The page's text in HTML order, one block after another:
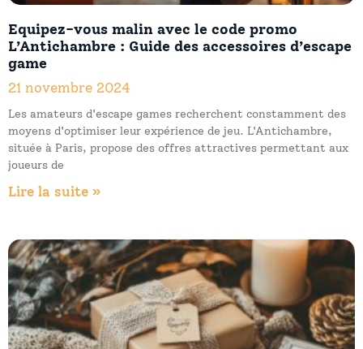
Equipez-vous malin avec le code promo
L’Antichambre : Guide des accessoires d’escape
game
21 novembre 2024
Les amateurs d'escape games recherchent constamment des
moyens d'optimiser leur expérience de jeu. L'Antichambre,
située à Paris, propose des offres attractives permettant aux
joueurs de
Lire la suite »